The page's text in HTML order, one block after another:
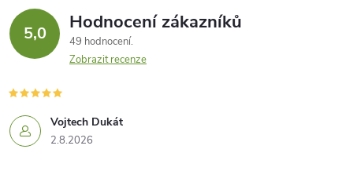
5,0 Hodnocení zákazníků
49 hodnocení
Zobrazit recenze
Vojtech Dukát
2.8.2026